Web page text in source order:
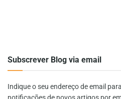
Subscrever Blog via email
Indique o seu endereço de email
notificações de novos artigos por